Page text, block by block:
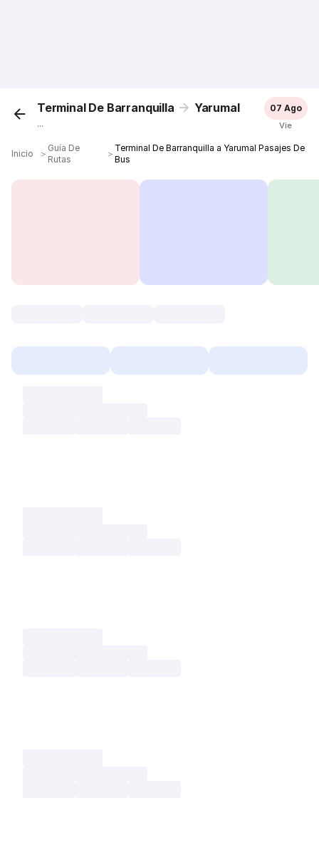
Terminal De Barranquilla Yarumal
...
07 Ago
Vie
Inicio ＞
Guía De
Rutas
＞
Terminal De Barranquilla a Yarumal Pasajes De
Bus